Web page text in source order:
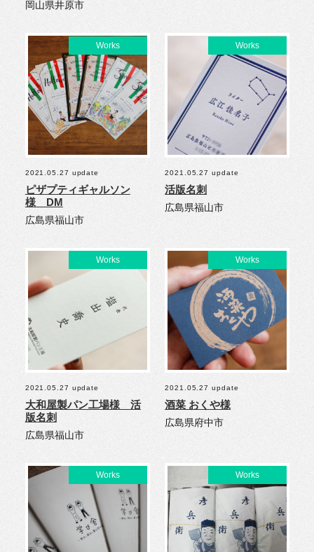
岡山県井原市
2021.05.27 update
ピザプティギャルソン
様 DM
広島県福山市
2021.05.27 update
活版名刺
広島県福山市
2021.05.27 update
大和屋製パン工場様 活
版名刺
広島県福山市
2021.05.27 update
酒菜 おくや様
広島県府中市